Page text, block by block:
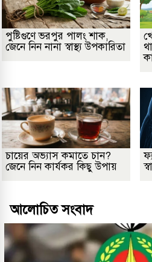
পুষ্টিগুণে ভরপুর পালং শাক,
জেনে নিন নানা স্বাস্থ্য উপকারিতা
চায়ের অভ্যাস কমাতে চান?
জেনে নিন কার্যকর কিছু উপায়
আলোচিত সংবাদ